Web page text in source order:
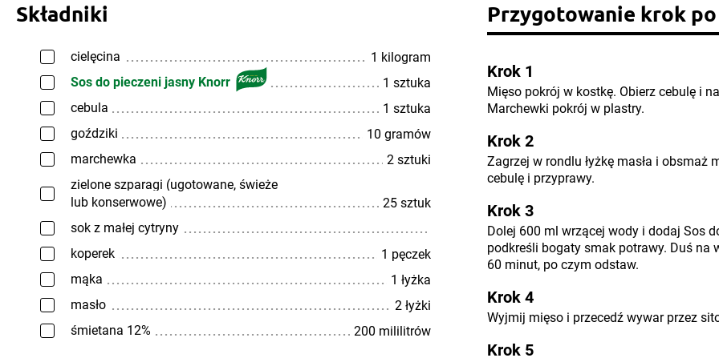
Składniki
cielęcina
1 kilogram
Sos do pieczeni jasny Knorr
1 sztuka
cebula
1 sztuka
goździki
10 gramów
marchewka
2 sztuki
zielone szparagi (ugotowane, świeże
lub konserwowe)
25 sztuk
sok z małej cytryny
koperek
1 pęczek
mąka
1 łyżka
masło
2 łyżki
śmietana 12%
200 mililitrów
Przygotowanie krok
Krok 1
Mięso pokrój w kostkę. Obierz cebulę i
Marchewki pokrój w plastry.
Krok 2
Zagrzej w rondlu łyżkę masła i obsmaż
cebulę i przyprawy.
Krok 3
Dolej 600 ml wrzącej wody i dodaj Sos
podkreśli bogaty smak potrawy. Duś na
60 minut, po czym odstaw.
Krok 4
Wyjmij mięso i przecedź wywar przez
Krok 5